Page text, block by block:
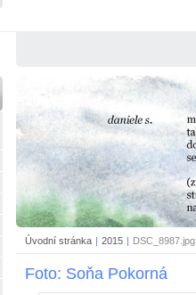
Úvodní stránka | 2015 | DSC_8987.jpg
Foto: Soňa Pokorná